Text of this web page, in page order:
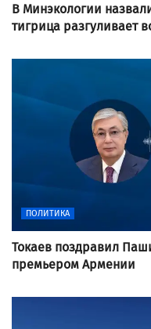
В Минэкологии
тигрица разгуливает
ПОЛИТИКА
Токаев поздравил
премьером Армении